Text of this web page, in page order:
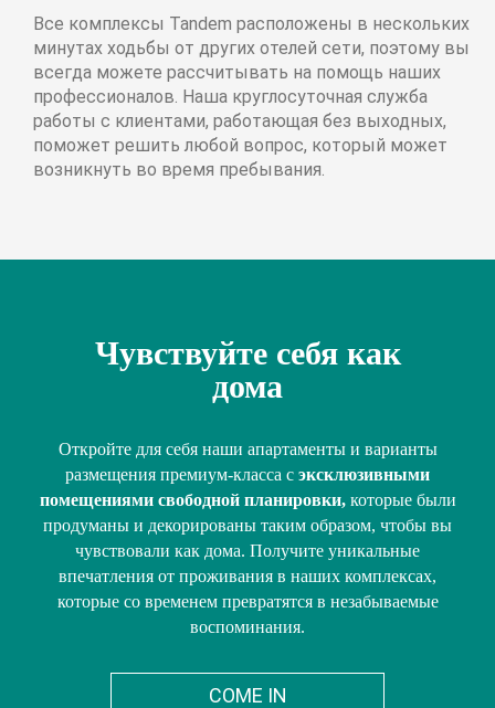
Все комплексы Tandem расположены в нескольких
минутах ходьбы от других отелей сети, поэтому вы
всегда можете рассчитывать на помощь наших
профессионалов. Наша круглосуточная служба
работы с клиентами, работающая без выходных,
поможет решить любой вопрос, который может
возникнуть во время пребывания.
Чувствуйте себя как
дома
Откройте для себя наши апартаменты и варианты
размещения премиум-класса с эксклюзивными
помещениями свободной планировки,которые были
продуманы и декорированы таким образом, чтобы вы
чувствовали как дома. Получите уникальные
впечатления от проживания в наших комплексах,
которые со временем превратятся в незабываемые
воспоминания.
COME IN